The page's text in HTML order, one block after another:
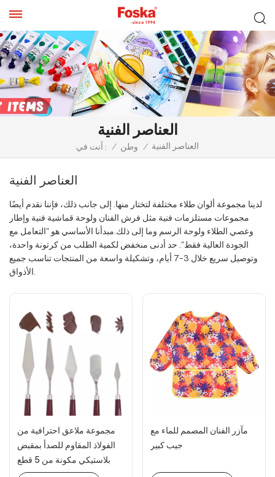
العناصر الفنية
أنت في : / وطن / العناصر الفنية
العناصر الفنية
لدينا مجموعة ألوان طلاء مختلفة لتختار منها. إلى جانب ذلك، فإننا نقدم أيضًا
مجموعات مستلزمات فنية مثل فرش الفنان ولوحة قماشية فنية وإطار
وعصي الطلاء ولوحة الرسم وما إلى ذلك.مبدأنا الأساسي هو "التعامل مع
الجودة العالية فقط". حد أدنى منخفض لكمية الطلب من كرتونة واحدة،
وتوصيل سريع خلال 3-7 أيام، وتشكيلة واسعة من المنتجات تناسب جميع
مجموعة ملاعق احترافية من
الفولاذ المقاوم للصدأ بمقبض
بلاستيكي مكونة من 5 قطع
مآزر الفنان المصمم للماء مع
جيب كبير